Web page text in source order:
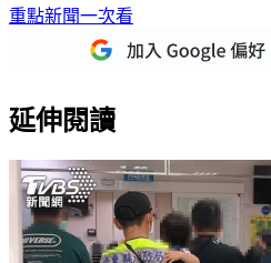
重點新聞一次看
延伸閱讀